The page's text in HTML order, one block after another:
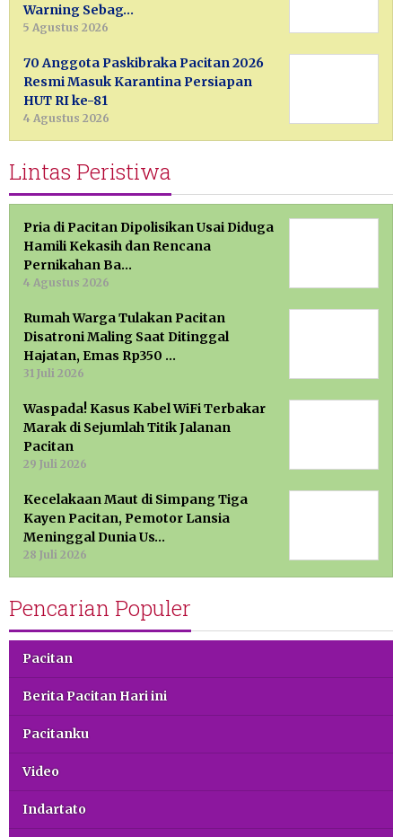
Warning Sebag…
5 Agustus 2026
70 Anggota Paskibraka Pacitan 2026
Resmi Masuk Karantina Persiapan
HUT RI ke-81
4 Agustus 2026
Lintas Peristiwa
Pria di Pacitan Dipolisikan Usai Diduga
Hamili Kekasih dan Rencana
Pernikahan Ba…
4 Agustus 2026
Rumah Warga Tulakan Pacitan
Disatroni Maling Saat Ditinggal
Hajatan, Emas Rp350 …
31 Juli 2026
Waspada! Kasus Kabel WiFi Terbakar
Marak di Sejumlah Titik Jalanan
Pacitan
29 Juli 2026
Kecelakaan Maut di Simpang Tiga
Kayen Pacitan, Pemotor Lansia
Meninggal Dunia Us…
28 Juli 2026
Pencarian Populer
Pacitan
Berita Pacitan Hari ini
Pacitanku
Video
Indartato